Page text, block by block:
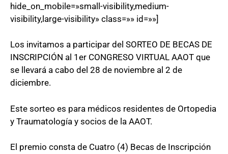
hide_on_mobile=»small-visibility,medium-
visibility,large-visibility» class=»» id=»»]
Los invitamos a participar del SORTEO DE BECAS DE
INSCRIPCIÓN al 1er CONGRESO VIRTUAL AAOT que
se llevará a cabo del 28 de noviembre al 2 de
diciembre.
Este sorteo es para médicos residentes de Ortopedia
y Traumatología y socios de la AAOT.
El premio consta de Cuatro (4) Becas de Inscripción